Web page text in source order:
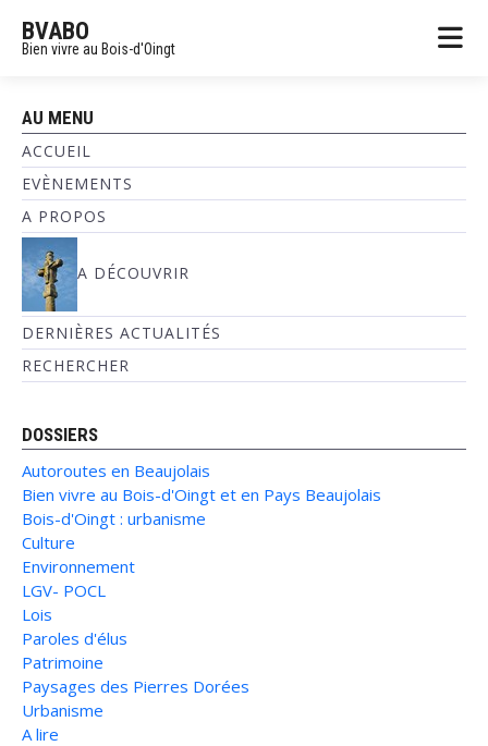
BVABO
Bien vivre au Bois-d'Oingt
AU MENU
ACCUEIL
EVÈNEMENTS
A PROPOS
A DÉCOUVRIR
DERNIÈRES ACTUALITÉS
RECHERCHER
DOSSIERS
Autoroutes en Beaujolais
Bien vivre au Bois-d'Oingt et en Pays Beaujolais
Bois-d'Oingt : urbanisme
Culture
Environnement
LGV- POCL
Lois
Paroles d'élus
Patrimoine
Paysages des Pierres Dorées
Urbanisme
A lire